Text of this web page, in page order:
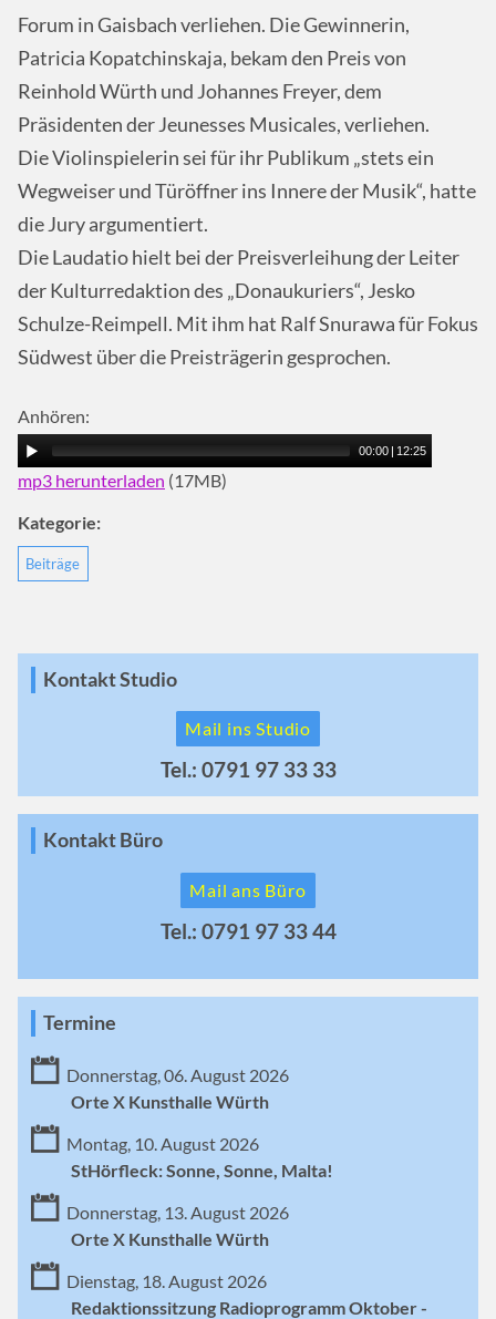
Forum in Gaisbach verliehen. Die Gewinnerin,
Patricia Kopatchinskaja, bekam den Preis von
Reinhold Würth und Johannes Freyer, dem
Präsidenten der Jeunesses Musicales, verliehen.
Die Violinspielerin sei für ihr Publikum „stets ein
Wegweiser und Türöffner ins Innere der Musik“, hatte
die Jury argumentiert.
Die Laudatio hielt bei der Preisverleihung der Leiter
der Kulturredaktion des „Donaukuriers“, Jesko
Schulze-Reimpell. Mit ihm hat Ralf Snurawa für Fokus
Südwest über die Preisträgerin gesprochen.
Anhören:
00:00 12:25
mp3 herunterladen (17MB)
Kategorie:
Beiträge
Kontakt Studio
Mail ins Studio
Tel.: 0791 97 33 33
Kontakt Büro
Mail ans Büro
Tel.: 0791 97 33 44
Termine
Donnerstag, 06. August 2026
Orte X Kunsthalle Würth
Montag, 10. August 2026
StHörfleck: Sonne, Sonne, Malta!
Donnerstag, 13. August 2026
Orte X Kunsthalle Würth
Dienstag, 18. August 2026
Redaktionssitzung Radioprogramm Oktober -